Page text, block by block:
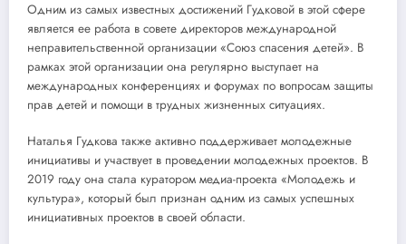
Одним из самых известных достижений Гудковой в этой сфере
является ее работа в совете директоров международной
неправительственной организации «Союз спасения детей». В
рамках этой организации она регулярно выступает на
международных конференциях и форумах по вопросам защиты
прав детей и помощи в трудных жизненных ситуациях.
Наталья Гудкова также активно поддерживает молодежные
инициативы и участвует в проведении молодежных проектов. В
2019 году она стала куратором медиа-проекта «Молодежь и
культура», который был признан одним из самых успешных
инициативных проектов в своей области.